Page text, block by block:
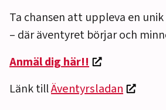
Ta chansen att uppleva en
– där äventyret börjar och
Anmäl dig här!!
Länk tillÄventyrsladan